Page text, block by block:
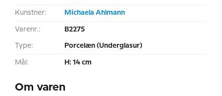
Kunstner: Michaela Ahlmann
Varenr.: B2275
Type: Porcelæn (Underglasur)
Mål: H: 14 cm
Om varen